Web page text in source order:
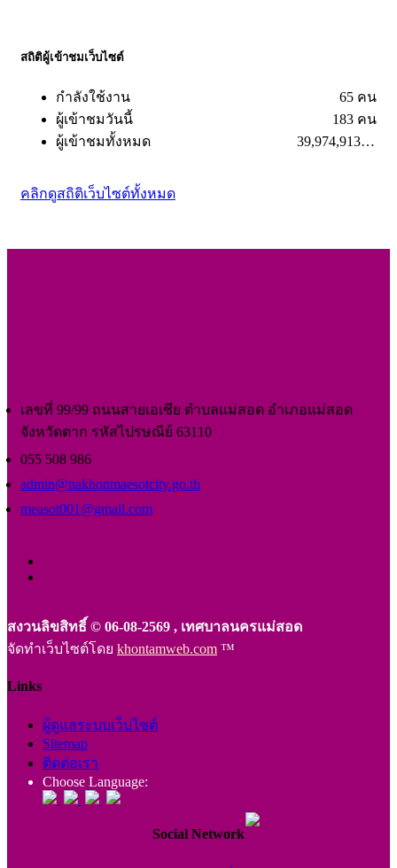
สถิติผู้เข้าชมเว็บไซต์
กำลังใช้งาน
65 คน
ผู้เข้าชมวันนี้
183 คน
ผู้เข้าชมทั้งหมด
39,974,913 คน
คลิกดูสถิติเว็บไซต์ทั้งหมด
เลขที่ 99/99 ถนนสายเอเซีย ตำบลแม่สอด อำเภอแม่สอด
จังหวัดตาก รหัสไปรษณีย์ 63110
055 508 986
admin@nakhonmaesotcity.go.th
measot001@gmail.com
สงวนลิขสิทธิ์ © 06-08-2569 , เทศบาลนครแม่สอด
จัดทำเว็บไซต์โดย khontamweb.com ™
Links
ผู้ดูแลระบบเว็บไซต์
Sitemap
ติดต่อเรา
Choose Language:
Social Network